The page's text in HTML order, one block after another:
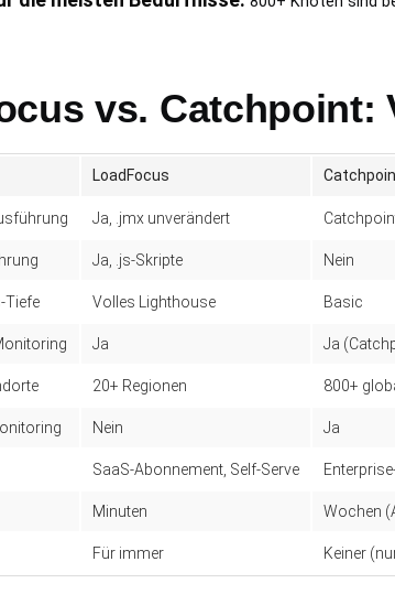
vs. Catchpoint:
LoadFocus
Ja, .jmx unverändert
Ja, .js-Skripte Nein
Tiefe Volles Lighthouse Basic
Ja Ja
20+ Regionen 800+
Nein Ja
SaaS-Abonnement, Self-Serve
Minuten Wochen
Für immer Keiner